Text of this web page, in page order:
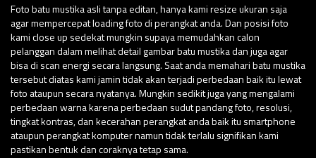
Foto batu mustika asli tanpa editan, hanya kami resize ukuran saja
agar mempercepat loading foto di perangkat anda. Dan posisi foto
kami close up sedekat mungkin supaya memudahkan calon
pelanggan dalam melihat detail gambar batu mustika dan juga agar
bisa di scan energi secara langsung. Saat anda memahari batu mustika
tersebut diatas kami jamin tidak akan terjadi perbedaan baik itu lewat
foto ataupun secara nyatanya. Mungkin sedikit juga yang mengalami
perbedaan warna karena perbedaan sudut pandang foto, resolusi,
tingkat kontras, dan kecerahan perangkat anda baik itu smartphone
ataupun perangkat komputer namun tidak terlalu signifikan kami
pastikan bentuk dan coraknya tetap sama.